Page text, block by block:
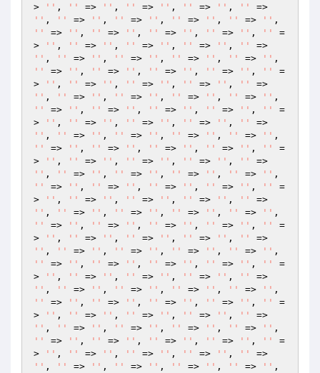
>
'' , '' => '' , '' => '' , '' => '' , ''
'' , '' => '' , '' => '' , '' => '' , '' => ''
''
=> '' , '' => '' , '' => '' , '' => '' , ''
=
>
'' , '' => '' , '' => '' , '' => '' , ''
'' , '' => '' , '' => '' , '' => '' , '' => ''
''
=> '' , '' => '' , '' => '' , '' => '' , ''
=
>
'' , '' => '' , '' => '' , '' => '' , ''
'' , '' => '' , '' => '' , '' => '' , '' => ''
''
=> '' , '' => '' , '' => '' , '' => '' , ''
=
>
'' , '' => '' , '' => '' , '' => '' , ''
'' , '' => '' , '' => '' , '' => '' , '' => ''
''
=> '' , '' => '' , '' => '' , '' => '' , ''
=
>
'' , '' => '' , '' => '' , '' => '' , ''
'' , '' => '' , '' => '' , '' => '' , '' => ''
''
=> '' , '' => '' , '' => '' , '' => '' , ''
=
>
'' , '' => '' , '' => '' , '' => '' , ''
'' , '' => '' , '' => '' , '' => '' , '' => ''
''
=> '' , '' => '' , '' => '' , '' => '' , ''
=
>
'' , '' => '' , '' => '' , '' => '' , ''
'' , '' => '' , '' => '' , '' => '' , '' => ''
''
=> '' , '' => '' , '' => '' , '' => '' , ''
=
>
'' , '' => '' , '' => '' , '' => '' , ''
'' , '' => '' , '' => '' , '' => '' , '' => ''
''
=> '' , '' => '' , '' => '' , '' => '' , ''
=
>
'' , '' => '' , '' => '' , '' => '' , ''
'' , '' => '' , '' => '' , '' => '' , '' => ''
''
=> '' , '' => '' , '' => '' , '' => '' , ''
=
>
'' , '' => '' , '' => '' , '' => '' , ''
'' , '' => '' , '' => '' , '' => '' , '' => ''